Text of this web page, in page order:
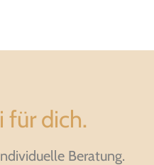
für dich.
Beratung.